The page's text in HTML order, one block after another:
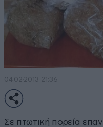
04·02·2013 21:36
Σε πτωτική πορεία